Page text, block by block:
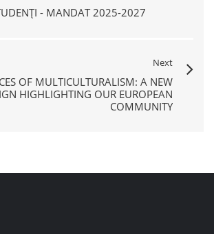
- MANDAT 2025-2027
Next
OF MULTICULTURALISM: A NEW
HIGHLIGHTING OUR EUROPEAN
COMMUNITY